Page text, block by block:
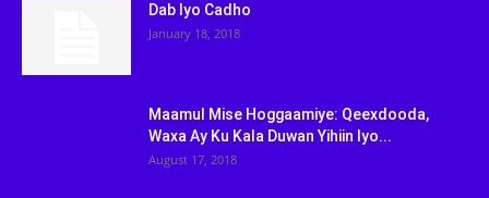
Dab Iyo Cadho
January 18, 2018
Maamul Mise Hoggaamiye: Qeexdooda,
Waxa Ay Ku Kala Duwan Yihiin Iyo...
August 17, 2018